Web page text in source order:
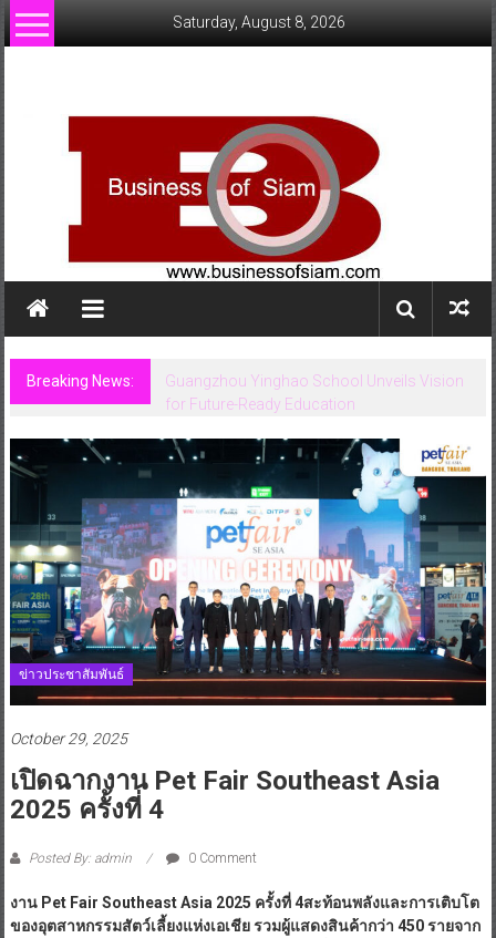
Skip
to
Saturday, August 8, 2026
Breaking News:
Guangzhou Yinghao School Unveils Vision
for Future-Ready Education
ข่าวประชาสัมพันธ์
October 29, 2025
เปิดฉากงาน Pet Fair Southeast Asia
2025 ครั้งที่ 4
Posted By: admin 0 Comment
งาน Pet Fair Southeast Asia 2025 ครั้งที่ 4สะท้อนพลังและการเติบโต
ของอุตสาหกรรมสัตว์เลี้ยงแห่งเอเชีย รวมผู้แสดงสินค้ากว่า 450 รายจาก